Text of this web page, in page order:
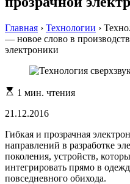
Главная › Технологии ›
— новое слово в
электроники
Расчетное
чтения
1 мин. чтения
21.12.2016
Гибкая и прозрачная
направлений в разработке
поколения, устройств,
интегрировать прямо в
повседневного обихода.